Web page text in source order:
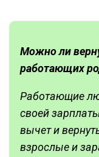
Можно ли
работающих
Работающие
своей
вычет и
взрослые и